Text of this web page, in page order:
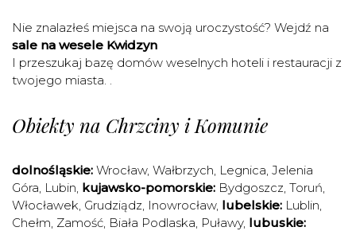
Nie znalazłeś miejsca na swoją uroczystość? Wejdź na
sale na wesele Kwidzyn
I przeszukaj bazę domów weselnych hoteli i restauracji z
twojego miasta. .
Obiekty na Chrzciny i Komunie
dolnośląskie: Wrocław, Wałbrzych, Legnica, Jelenia
Góra, Lubin, kujawsko-pomorskie: Bydgoszcz, Toruń,
Włocławek, Grudziądz, Inowrocław, lubelskie: Lublin,
Chełm, Zamość, Biała Podlaska, Puławy, lubuskie: